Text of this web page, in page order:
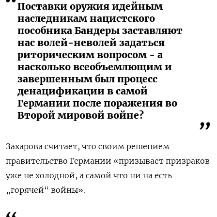
Поставки оружия идейным
наследникам нацистского
пособника Бандеры заставляют
нас волей-неволей задаться
риторическим вопросом - а
насколько всеобъемлющим и
завершенным был процесс
денацификации в самой
Германии после поражения во
Второй мировой войне?
Захарова считает, что своим решением
правительство Германии «призывает призраков
уже не холодной, а самой что ни на есть
„горячей“ войны».